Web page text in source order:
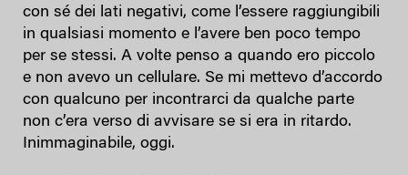
con sé dei lati negativi, come l’essere raggiungibili
in qualsiasi momento e l’avere ben poco tempo
per se stessi. A volte penso a quando ero piccolo
e non avevo un cellulare. Se mi mettevo d’accordo
con qualcuno per incontrarci da qualche parte
non c’era verso di avvisare se si era in ritardo.
Inimmaginabile, oggi.